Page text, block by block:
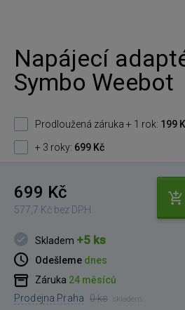
Napájecí
Symbo Weebot
Prodloužená záruka + 1 rok: 199
+ 3 roky: 699 Kč
699 Kč
577,7 Kč bez DPH
Skladem +5 ks
Odešleme dnes
Záruka 24 měsíců
Prodejna Praha 0 ks skladem